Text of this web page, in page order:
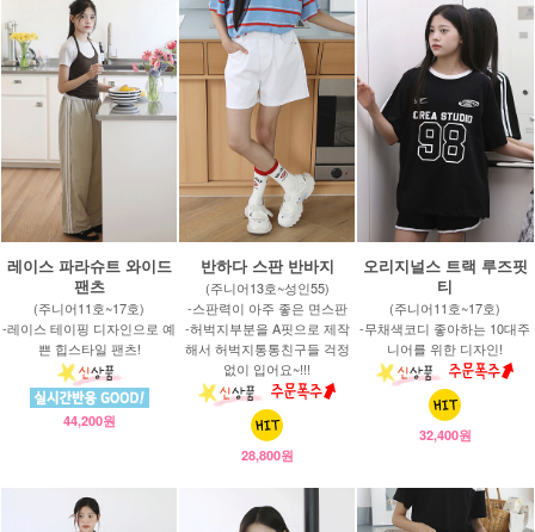
레이스 파라슈트 와이드
팬츠
(주니어11호~17호)
-레이스 테이핑 디자인으로 예
쁜 힙스타일 팬츠!
44,200원
반하다 스판 반바지
(주니어13호~성인55)
-스판력이 아주 좋은 면스판
-허벅지부분을 A핏으로 제작
해서 허벅지통통친구들 걱정
없이 입어요~!!!
28,800원
오리지널스 트랙 루즈핏
티
(주니어11호~17호)
-무채색코디 좋아하는 10대주
니어를 위한 디자인!
32,400원